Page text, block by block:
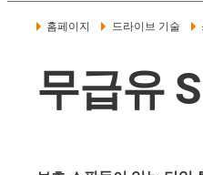
홈페이지 드라이브 기술
무급유